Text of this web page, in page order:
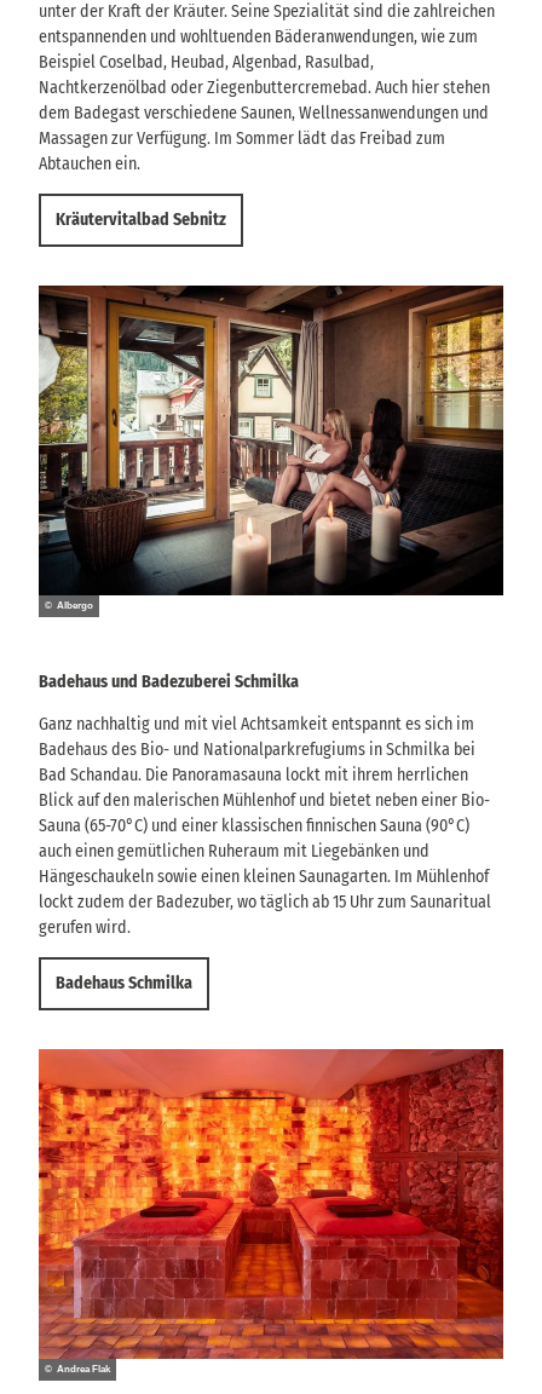
unter der Kraft der Kräuter. Seine Spezialität sind die zahlreichen
entspannenden und wohltuenden Bäderanwendungen, wie zum
Beispiel Coselbad, Heubad, Algenbad, Rasulbad,
Nachtkerzenölbad oder Ziegenbuttercremebad. Auch hier stehen
dem Badegast verschiedene Saunen, Wellnessanwendungen und
Massagen zur Verfügung. Im Sommer lädt das Freibad zum
Abtauchen ein.
Kräutervitalbad Sebnitz
© Albergo
Badehaus und Badezuberei Schmilka
Ganz nachhaltig und mit viel Achtsamkeit entspannt es sich im
Badehaus des Bio- und Nationalparkrefugiums in Schmilka bei
Bad Schandau. Die Panoramasauna lockt mit ihrem herrlichen
Blick auf den malerischen Mühlenhof und bietet neben einer Bio-
Sauna (65-70°C) und einer klassischen finnischen Sauna (90°C)
auch einen gemütlichen Ruheraum mit Liegebänken und
Hängeschaukeln sowie einen kleinen Saunagarten. Im Mühlenhof
lockt zudem der Badezuber, wo täglich ab 15 Uhr zum Saunaritual
gerufen wird.
Badehaus Schmilka
© Andrea Flak